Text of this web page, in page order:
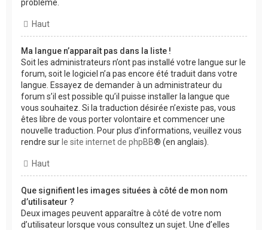
problème.
Haut
Ma langue n’apparaît pas dans la liste !
Soit les administrateurs n’ont pas installé votre langue sur le
forum, soit le logiciel n’a pas encore été traduit dans votre
langue. Essayez de demander à un administrateur du
forum s’il est possible qu’il puisse installer la langue que
vous souhaitez. Si la traduction désirée n’existe pas, vous
êtes libre de vous porter volontaire et commencer une
nouvelle traduction. Pour plus d’informations, veuillez vous
rendre sur le site internet de phpBB® (en anglais).
Haut
Que signifient les images situées à côté de mon nom
d’utilisateur ?
Deux images peuvent apparaître à côté de votre nom
d’utilisateur lorsque vous consultez un sujet. Une d’elles